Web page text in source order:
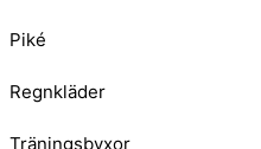
Piké
Regnkläder
Träningsbyxor